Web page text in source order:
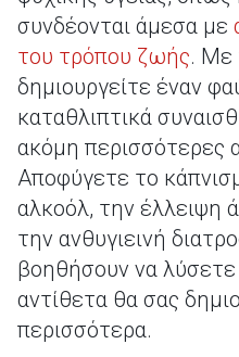
συνδέονται άμεσα με
του τρόπου ζωής. Με
δημιουργείτε έναν
καταθλιπτικά
ακόμη περισσότερες
Αποφύγετε το
αλκοόλ, την έλλειψη
την ανθυγιεινή
βοηθήσουν να
αντίθετα θα σας
περισσότερα.